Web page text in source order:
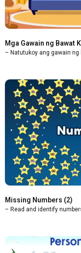
Mga Gawain ng Bawat
– Natutukoy ang gawain
Missing Numbers (2)
– Read and identify